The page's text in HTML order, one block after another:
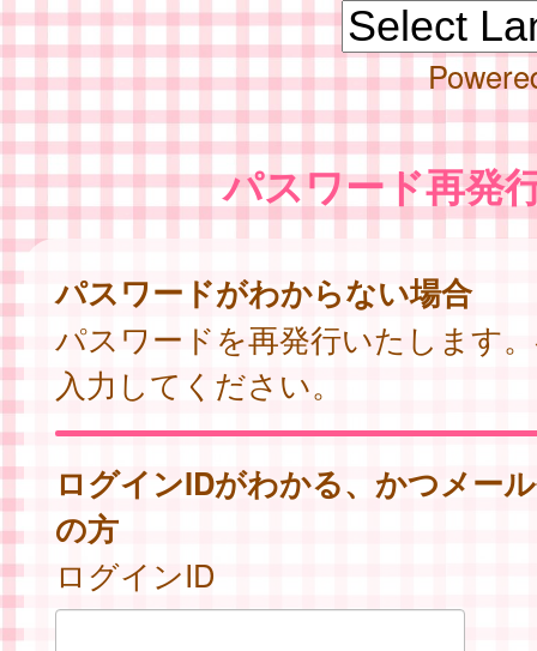
パスワード再発
パスワードがわからない場合
パスワードを再発行いたします
入力してください。
ログインIDがわかる、かつメー
の方
ログインID